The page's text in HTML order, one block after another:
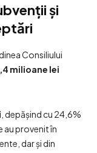
și
Consiliului
milioane lei
, depășind cu 24,6%
au provenit în
dar și din